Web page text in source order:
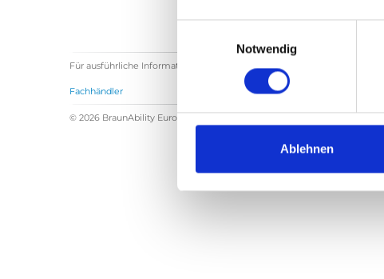
Notwendig
Ablehnen
Für ausführliche Informationen über BraunAbility Europe bekommen
Fachhändler
© 2026 BraunAbility Europe AB. Alle Rechte vorbehalten.